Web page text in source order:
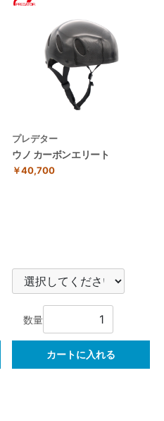
プレデター
ウノ カーボンエリート
￥40,700
数量
カートに入れる